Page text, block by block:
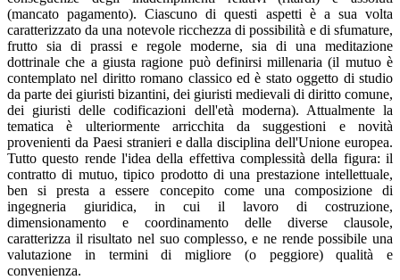
(mancato pagamento). Ciascuno di questi aspetti è a sua volta
caratterizzato da una notevole ricchezza di possibilità e di sfumature,
frutto sia di prassi e regole moderne, sia di una meditazione
dottrinale che a giusta ragione può definirsi millenaria (il mutuo è
contemplato nel diritto romano classico ed è stato oggetto di studio
da parte dei giuristi bizantini, dei giuristi medievali di diritto comune,
dei giuristi delle codificazioni dell'età moderna). Attualmente la
tematica è ulteriormente arricchita da suggestioni e novità
provenienti da Paesi stranieri e dalla disciplina dell'Unione europea.
Tutto questo rende l'idea della effettiva complessità della figura: il
contratto di mutuo, tipico prodotto di una prestazione intellettuale,
ben si presta a essere concepito come una composizione di
ingegneria giuridica, in cui il lavoro di costruzione,
dimensionamento e coordinamento delle diverse clausole,
caratterizza il risultato nel suo complesso, e ne rende possibile una
valutazione in termini di migliore (o peggiore) qualità e
convenienza.